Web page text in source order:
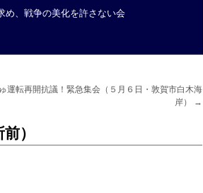
、戦争の美化を許さない会
運転再開抗議！緊急集会（５月６日・敦賀市白木海
岸）
→
）